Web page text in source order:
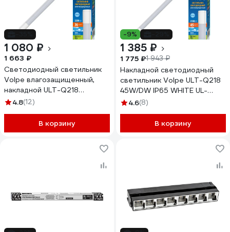
1 080 ₽
1 663 ₽
Светодиодный светильник
Volpe влагозащищенный,
накладной ULT-Q218
36W/NW IP65 WHITE UL-
4.8(12)
В корзину
-9%
1 385 ₽
1 775 ₽1 943 ₽
Накладной светодиодный
светильник Volpe ULT-Q218
45W/DW IP65 WHITE UL-
00002583
4.6(8)
В корзину